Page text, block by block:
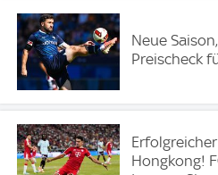
Neue
Preischeck
Hongkong!